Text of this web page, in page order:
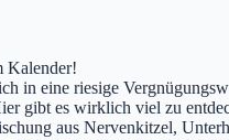
Kalender!
in eine riesige
gibt es wirklich viel zu
aus Nervenkitzel,